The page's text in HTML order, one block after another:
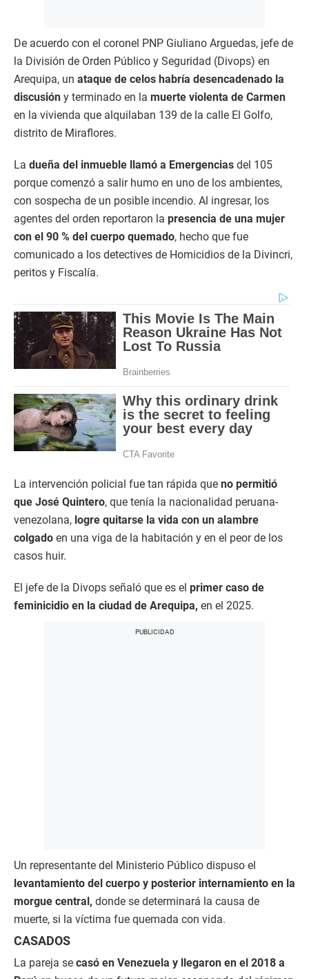
De acuerdo con el coronel PNP Giuliano Arguedas, jefe de
la División de Orden Público y Seguridad (Divops) en
Arequipa, un ataque de celos habría desencadenado la
discusión y terminado en la muerte violenta de Carmen
en la vivienda que alquilaban 139 de la calle El Golfo,
distrito de Miraflores.
La dueña del inmueble llamó a Emergencias del 105
porque comenzó a salir humo en uno de los ambientes,
con sospecha de un posible incendio. Al ingresar, los
agentes del orden reportaron la presencia de una mujer
con el 90 % del cuerpo quemado, hecho que fue
comunicado a los detectives de Homicidios de la Divincri,
peritos y Fiscalía.
La intervención policial fue tan rápida que no permitió
que José Quintero, que tenía la nacionalidad peruana-
venezolana, logre quitarse la vida con un alambre
colgado en una viga de la habitación y en el peor de los
casos huir.
El jefe de la Divops señaló que es el primer caso de
feminicidio en la ciudad de Arequipa, en el 2025.
Un representante del Ministerio Público dispuso el
levantamiento del cuerpo y posterior internamiento en la
morgue central, donde se determinará la causa de
muerte, si la víctima fue quemada con vida.
CASADOS
La pareja se casó en Venezuela y llegaron en el 2018 a